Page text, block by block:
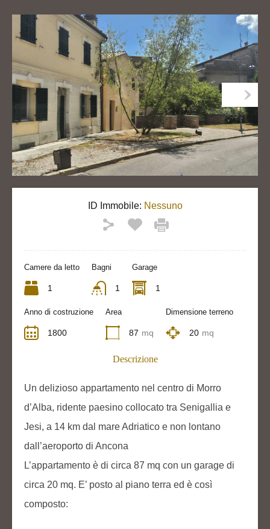
ID Immobile: Nessuno
Camere da letto
1
Bagni
1
Garage
1
Anno di costruzione
1800
Area
87 mq
Dimensione terreno
20 mq
Descrizione
Un delizioso appartamento nel centro di Morro
d’Alba, ridente paesino collocato tra Senigallia e
Jesi, a 14 km dal mare Adriatico e non lontano
dall’aeroporto di Ancona
L’appartamento è di circa 87 mq con un garage di
circa 20 mq. E’ posto al piano terra ed è così
composto: